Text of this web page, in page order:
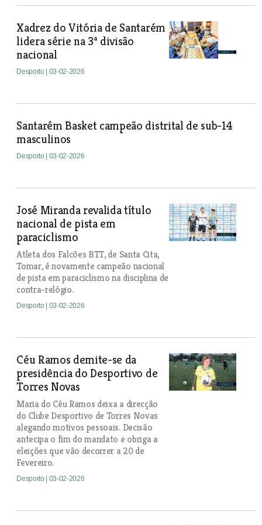
Xadrez do Vitória de Santarém
lidera série na 3ª divisão
nacional
Desporto | 03-02-2026
Santarém Basket campeão distrital de sub-14
masculinos
Desporto | 03-02-2026
José Miranda revalida título
nacional de pista em
paraciclismo
Atleta dos Falcões BTT, de Santa Cita,
Tomar, é novamente campeão nacional
de pista em paraciclismo na disciplina de
contra-relógio.
Desporto | 03-02-2026
Céu Ramos demite-se da
presidência do Desportivo de
Torres Novas
Maria do Céu Ramos deixa a direcção
do Clube Desportivo de Torres Novas
alegando motivos pessoais. Decisão
antecipa o fim do mandato e obriga a
eleições que vão decorrer a 20 de
Fevereiro.
Desporto | 03-02-2026